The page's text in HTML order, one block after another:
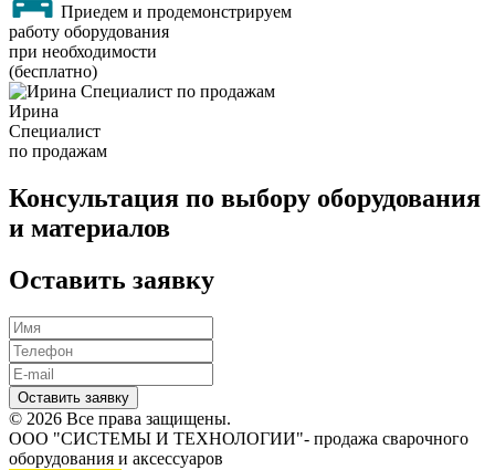
Приедем и продемонстрируем
работу оборудования
при необходимости
(бесплатно)
Ирина
Специалист
по продажам
Консультация по выбору оборудования
и материалов
Оставить заявку
Оставить заявку
© 2026 Все права защищены.
ООО "СИСТЕМЫ И ТЕХНОЛОГИИ"- продажа сварочного
оборудования и аксессуаров